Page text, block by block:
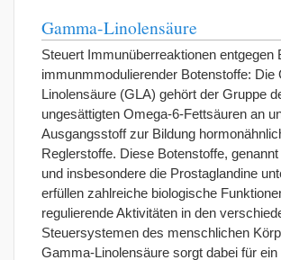
Gamma-Linolensäure
Steuert Immunüberreaktionen entgegen
immunmmodulierender Botenstoffe: Die
Linolensäure (GLA) gehört der Gruppe
ungesättigten Omega-6-Fettsäuren an
Ausgangsstoff zur Bildung
Reglerstoffe. Diese Botenstoffe,
und insbesondere die Prostaglandine
erfüllen zahlreiche biologische
regulierende Aktivitäten in den
Steuersystemen des menschlichen
Gamma-Linolensäure sorgt dabei für ein